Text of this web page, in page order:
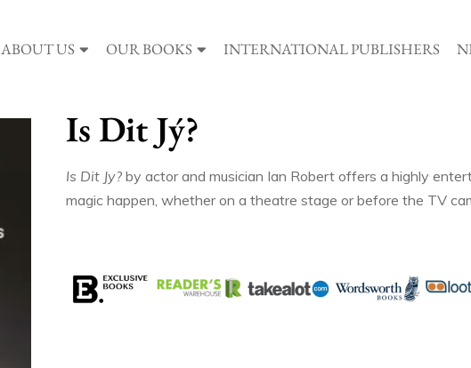
ABOUT US OUR BOOKS INTERNATIONAL PUBLISHERS
Is Dit Jý?
Is Dit Jy?by actor and musician Ian Robert offers a highly
magic happen, whether on a theatre stage or before the TV